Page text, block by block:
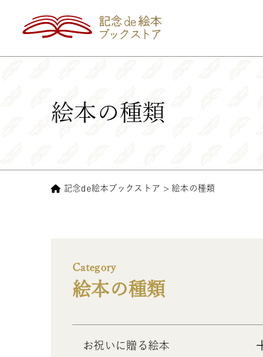
絵本の種類
記念de絵本ブックストア >絵本の種類
Category
絵本の種類
お祝いに贈る絵本